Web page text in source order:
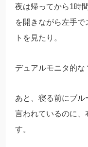
夜は帰ってから1時
を開きながら左手
トを見たり。
デュアルモニタ的な
あと、寝る前にブル
言われているのに、
す。